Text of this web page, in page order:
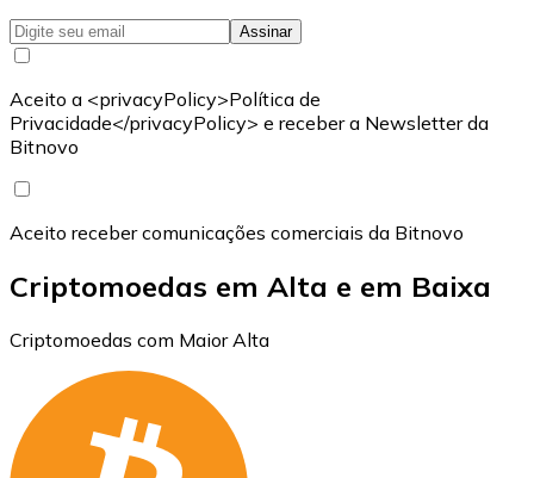
Assinar
Aceito a <privacyPolicy>Política de
Privacidade</privacyPolicy> e receber a Newsletter da
Bitnovo
Aceito receber comunicações comerciais da Bitnovo
Criptomoedas em Alta e em Baixa
Criptomoedas com Maior Alta